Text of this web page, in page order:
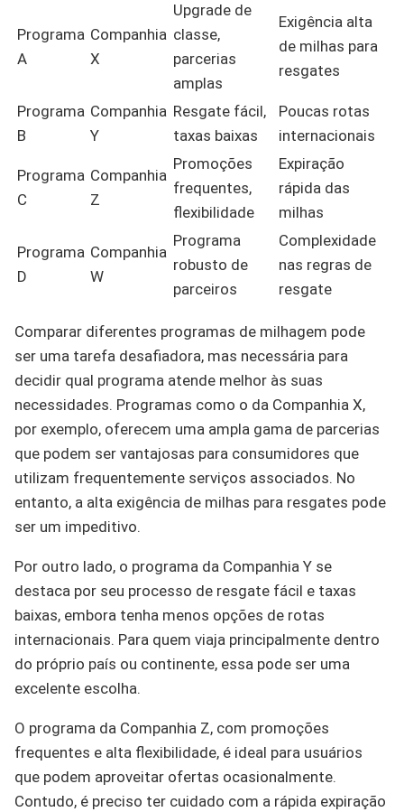
Programa
A
Companhia
X
Upgrade de
classe,
parcerias
amplas
Exigência alta
de milhas para
resgates
Programa
B
Companhia
Y
Resgate fácil,
taxas baixas
Poucas rotas
internacionais
Programa
C
Companhia
Z
Promoções
frequentes,
flexibilidade
Expiração
rápida das
milhas
Programa
D
Companhia
W
Programa
robusto de
parceiros
Complexidade
nas regras de
resgate
Comparar diferentes programas de milhagem pode
ser uma tarefa desafiadora, mas necessária para
decidir qual programa atende melhor às suas
necessidades. Programas como o da Companhia X,
por exemplo, oferecem uma ampla gama de parcerias
que podem ser vantajosas para consumidores que
utilizam frequentemente serviços associados. No
entanto, a alta exigência de milhas para resgates pode
ser um impeditivo.
Por outro lado, o programa da Companhia Y se
destaca por seu processo de resgate fácil e taxas
baixas, embora tenha menos opções de rotas
internacionais. Para quem viaja principalmente dentro
do próprio país ou continente, essa pode ser uma
excelente escolha.
O programa da Companhia Z, com promoções
frequentes e alta flexibilidade, é ideal para usuários
que podem aproveitar ofertas ocasionalmente.
Contudo, é preciso ter cuidado com a rápida expiração